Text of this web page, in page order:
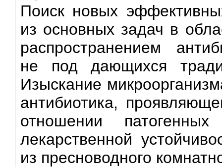
Поиск новых
из основных задач в
распространением
не под дающихся
Изыскание
антибиотика,
отношении
лекарственной
из пресноводного